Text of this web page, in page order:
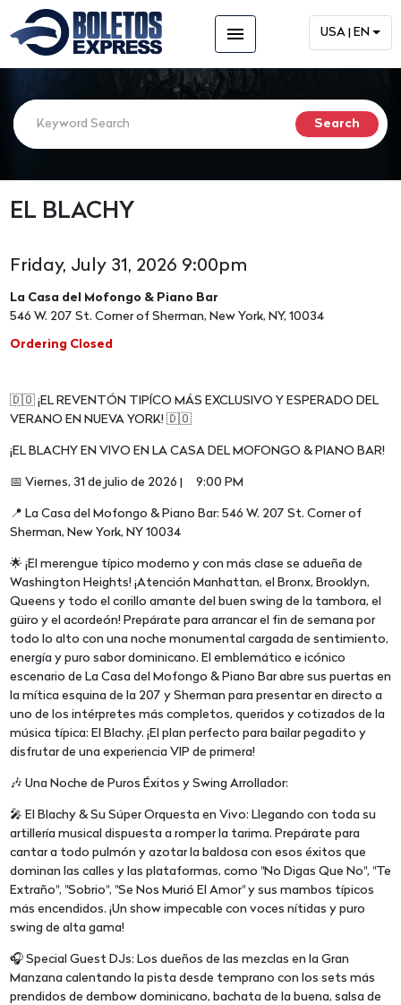
menu USA | EN
EL BLACHY
Friday, July 31, 2026 9:00pm
La Casa del Mofongo & Piano Bar
546 W. 207 St. Corner of Sherman, New York, NY, 10034
Ordering Closed
🇩🇴 ¡EL REVENTÓN TIPÍCO MÁS EXCLUSIVO Y ESPERADO DEL
VERANO EN NUEVA YORK! 🇩🇴
¡EL BLACHY EN VIVO EN LA CASA DEL MOFONGO & PIANO BAR!
📅 Viernes, 31 de julio de 2026 | 9:00 PM
📍 La Casa del Mofongo & Piano Bar: 546 W. 207 St. Corner of
Sherman, New York, NY 10034
🌟 ¡El merengue típico moderno y con más clase se adueña de
Washington Heights! ¡Atención Manhattan, el Bronx, Brooklyn,
Queens y todo el corillo amante del buen swing de la tambora, el
güiro y el acordeón! Prepárate para arrancar el fin de semana por
todo lo alto con una noche monumental cargada de sentimiento,
energía y puro sabor dominicano. El emblemático e icónico
escenario de La Casa del Mofongo & Piano Bar abre sus puertas en
la mítica esquina de la 207 y Sherman para presentar en directo a
uno de los intérpretes más completos, queridos y cotizados de la
música típica: El Blachy. ¡El plan perfecto para bailar pegadito y
disfrutar de una experiencia VIP de primera!
🎶 Una Noche de Puros Éxitos y Swing Arrollador:
🎤 El Blachy & Su Súper Orquesta en Vivo: Llegando con toda su
artillería musical dispuesta a romper la tarima. Prepárate para
cantar a todo pulmón y azotar la baldosa con esos éxitos que
dominan las calles y las plataformas, como "No Digas Que No", "Te
Extraño", "Sobrio", "Se Nos Murió El Amor" y sus mambos típicos
más encendidos. ¡Un show impecable con voces nítidas y puro
swing de alta gama!
🎧 Special Guest DJs: Los dueños de las mezclas en la Gran
Manzana calentando la pista desde temprano con los sets más
prendidos de dembow dominicano, bachata de la buena, salsa de